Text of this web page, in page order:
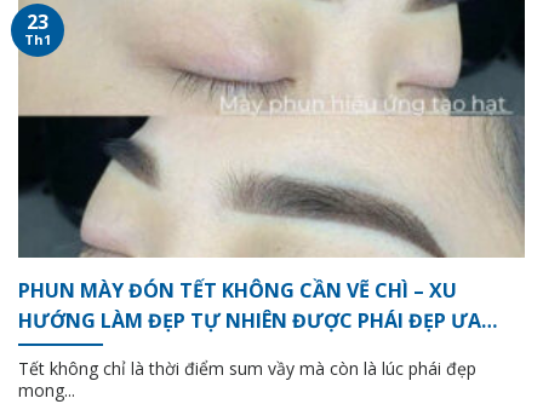
PHUN MÀY ĐÓN TẾT KHÔNG CẦN VẼ CHÌ – XU
HƯỚNG LÀM ĐẸP TỰ NHIÊN ĐƯỢC PHÁI ĐẸP ƯA
CHUỘNG
Tết không chỉ là thời điểm sum vầy mà còn là lúc phái đẹp
mong...
23
Th1